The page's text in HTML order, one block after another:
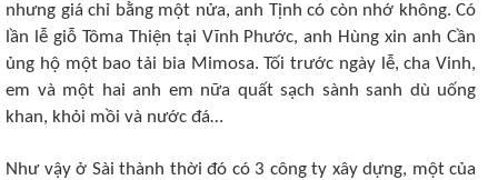
nhưng giá chỉ bằng một nửa, anh Tịnh có còn nhớ không. Có
lần lễ giỗ Tôma Thiện tại Vĩnh Phước, anh Hùng xin anh Cần
ủng hộ một bao tải bia Mimosa. Tối trước ngày lễ, cha Vinh,
em và một hai anh em nữa quất sạch sành sanh dù uống
khan, khỏi mồi và nước đá…
Như vậy ở Sài thành thời đó có 3 công ty xây dựng, một của